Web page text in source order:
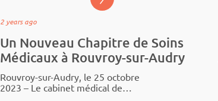
Un Nouveau Chapitre de Soins
Médicaux à Rouvroy-sur-Audry
2 years ago
Rouvroy-sur-Audry, le 25 octobre
2023 – Le cabi­net médi­cal de